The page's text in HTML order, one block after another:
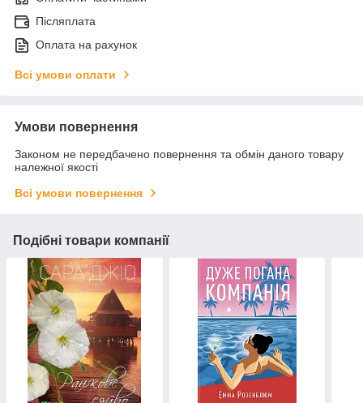
Післяплата
Оплата на рахунок
Всі умови оплати
Умови повернення
Законом не передбачено повернення та обмін даного товару
належної якості
Всі умови повернення
Подібні товари компанії